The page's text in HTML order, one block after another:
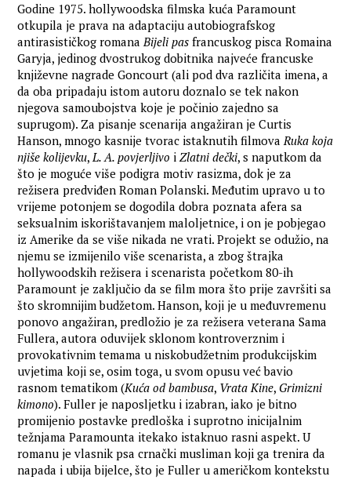
Godine 1975. hollywoodska filmska kuća Paramount
otkupila je prava na adaptaciju autobiografskog
antirasističkog romanaBijeli pas francuskog pisca Romaina
Garyja, jedinog dvostrukog dobitnika najveće francuske
književne nagrade Goncourt (ali pod dva različita imena, a
da oba pripadaju istom autoru doznalo se tek nakon
njegova samoubojstva koje je počinio zajedno sa
suprugom). Za pisanje scenarija angažiran je Curtis
Hanson, mnogo kasnije tvorac istaknutih filmovaRuka koja
njiše kolijevku,L. A. povjerljivo iZlatni dečki, s naputkom da
što je moguće više podigra motiv rasizma, dok je za
režisera predviđen Roman Polanski. Međutim upravo u to
vrijeme potonjem se dogodila dobra poznata afera sa
seksualnim iskorištavanjem maloljetnice, i on je pobjegao
iz Amerike da se više nikada ne vrati. Projekt se odužio, na
njemu se izmijenilo više scenarista, a zbog štrajka
hollywoodskih režisera i scenarista početkom 80-ih
Paramount je zaključio da se film mora što prije završiti sa
što skromnijim budžetom. Hanson, koji je u međuvremenu
ponovo angažiran, predložio je za režisera veterana Sama
Fullera, autora oduvijek sklonom kontroverznim i
provokativnim temama u niskobudžetnim produkcijskim
uvjetima koji se, osim toga, u svom opusu već bavio
rasnom tematikom (Kuća od bambusa, Vrata Kine, Grimizni
kimono). Fuller je naposljetku i izabran, iako je bitno
promijenio postavke predloška i suprotno inicijalnim
težnjama Paramounta itekako istaknuo rasni aspekt. U
romanu je vlasnik psa crnački musliman koji ga trenira da
napada i ubija bijelce, što je Fuller u američkom kontekstu